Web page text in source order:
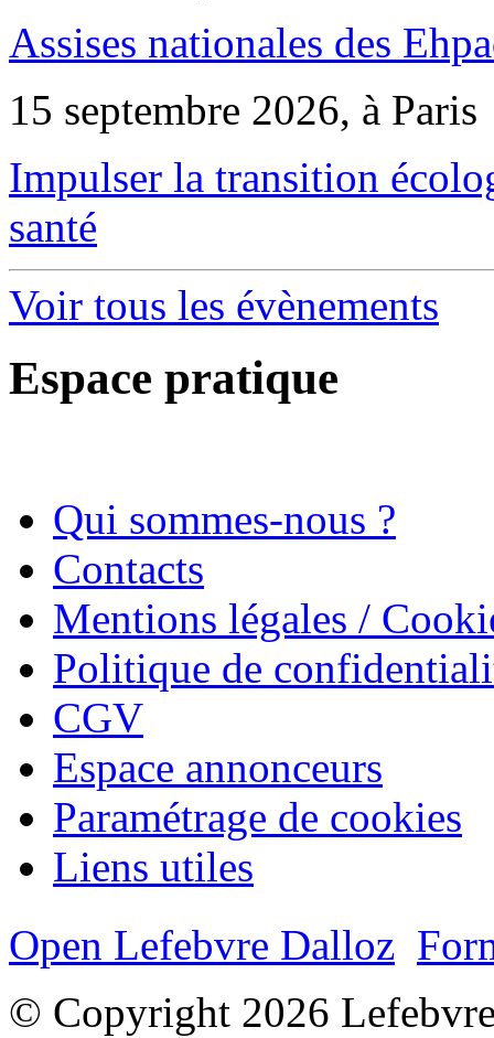
Assises nationales des
15 septembre 2026, à Paris
Impulser la transition
santé
Voir tous les évènements
Espace pratique
Qui sommes-nous ?
Contacts
Mentions légales /
Politique de
CGV
Espace annonceurs
Paramétrage de cookies
Liens utiles
Open Lefebvre Dalloz
© Copyright 2026